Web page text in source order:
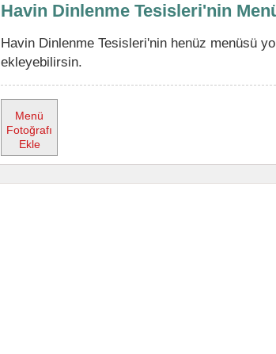
Havin Dinlenme Tesisleri'nin
Havin Dinlenme Tesisleri'nin henüz menüsü
ekleyebilirsin.
Menü
Fotoğrafı
Ekle